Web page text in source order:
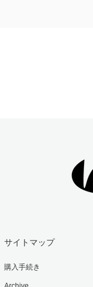
サイトマップ
購入手続き